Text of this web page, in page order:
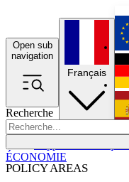
Open sub
navigation
Recherche
POLICY AREAS
Français
ÉCONOMIE